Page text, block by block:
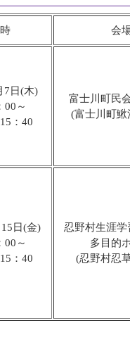
会
7日(木)
～
：40
富士川町民
(富士川町鰍
日(金)
～
：40
忍野村生涯
多目的
(忍野村忍